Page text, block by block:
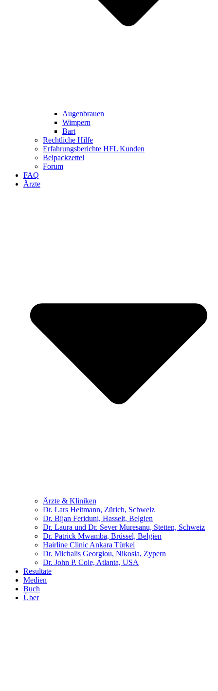
Augenbrauen
Wimpern
Bart
Rechtliche Hilfe
Erfahrungsberichte HFL Kunden
Beipackzettel
Forum
FAQ
Ärzte
Ärzte & Kliniken
Dr. Lars Heitmann, Zürich, Schweiz
Dr. Bijan Feriduni, Hasselt, Belgien
Dr. Laura und Dr. Sever Muresanu, Stetten, Schweiz
Dr. Patrick Mwamba, Brüssel, Belgien
Hairline Clinic Ankara Türkei
Dr. Michalis Georgiou, Nikosia, Zypern
Dr. John P. Cole, Atlanta, USA
Resultate
Medien
Buch
Über